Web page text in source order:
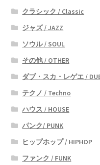
クラシック / Classic
ジャズ / JAZZ
ソウル / SOUL
その他 / OTHER
ダブ・スカ・レゲエ /
テクノ / Techno
ハウス / HOUSE
パンク/ PUNK
ヒップホップ / HIPHOP
ファンク / FUNK